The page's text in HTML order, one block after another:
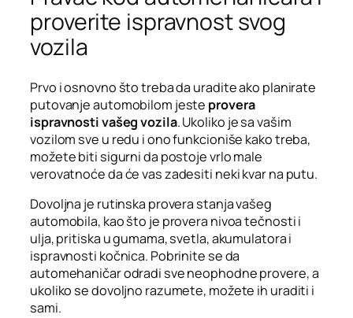
proverite ispravnost svog
vozila
Prvo i osnovno što treba da uradite ako planirate
putovanje automobilom jeste provera
ispravnosti vašeg vozila. Ukoliko je sa vašim
vozilom sve u redu i ono funkcioniše kako treba,
možete biti sigurni da postoje vrlo male
verovatnoće da će vas zadesiti neki kvar na putu.
Dovoljna je rutinska provera stanja vašeg
automobila, kao što je provera nivoa tečnosti i
ulja, pritiska u gumama, svetla, akumulatora i
ispravnosti kočnica. Pobrinite se da
automehaničar odradi sve neophodne provere, a
ukoliko se dovoljno razumete, možete ih uraditi i
sami.